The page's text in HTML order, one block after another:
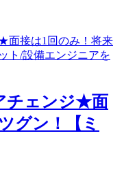
チェンジ★面
グン！【ミ